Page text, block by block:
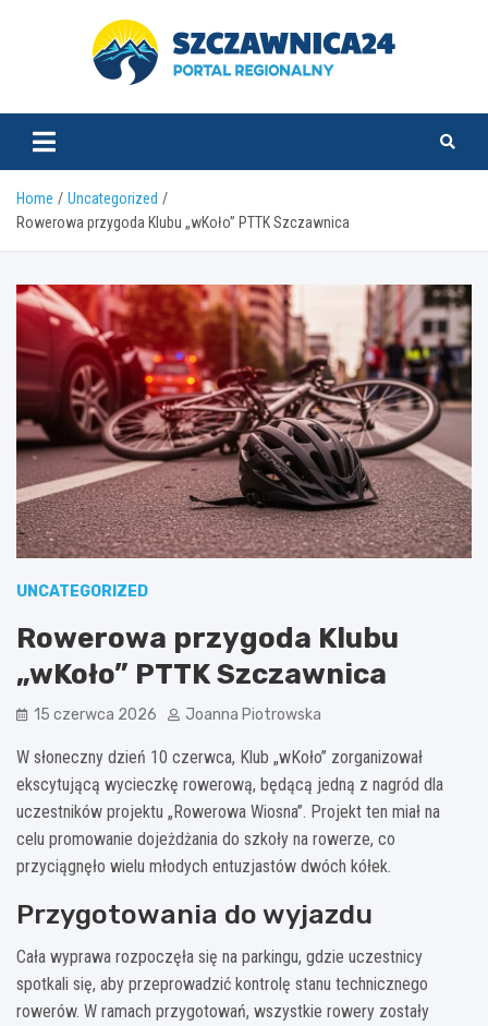
szczawnica24.pl
Home
Uncategorized
Rowerowa przygoda Klubu „wKoło” PTTK Szczawnica
UNCATEGORIZED
Rowerowa przygoda Klubu
„wKoło” PTTK Szczawnica
15 czerwca 2026 Joanna Piotrowska
W słoneczny dzień 10 czerwca, Klub „wKoło” zorganizował
ekscytującą wycieczkę rowerową, będącą jedną z nagród dla
uczestników projektu „Rowerowa Wiosna”. Projekt ten miał na
celu promowanie dojeżdżania do szkoły na rowerze, co
przyciągnęło wielu młodych entuzjastów dwóch kółek.
Przygotowania do wyjazdu
Cała wyprawa rozpoczęła się na parkingu, gdzie uczestnicy
spotkali się, aby przeprowadzić kontrolę stanu technicznego
rowerów. W ramach przygotowań, wszystkie rowery zostały